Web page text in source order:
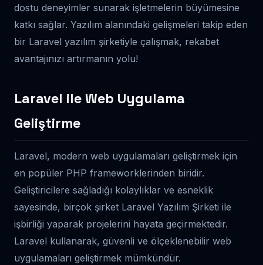
dostu deneyimler sunarak işletmelerin büyümesine
katkı sağlar. Yazılım alanındaki gelişmeleri takip eden
bir Laravel yazılım şirketiyle çalışmak, rekabet
avantajınızı artırmanın yolu!
Laravel ile Web Uygulama
Geliştirme
Laravel, modern web uygulamaları geliştirmek için
en popüler PHP frameworklerinden biridir.
Geliştiricilere sağladığı kolaylıklar ve esneklik
sayesinde, birçok şirket Laravel Yazılım Şirketi ile
işbirliği yaparak projelerini hayata geçirmektedir.
Laravel kullanarak, güvenli ve ölçeklenebilir web
uygulamaları geliştirmek mümkündür.